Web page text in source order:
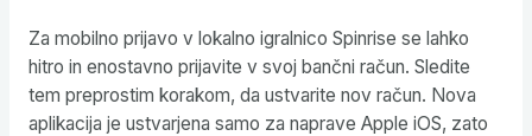
Za mobilno prijavo v lokalno igralnico Spinrise se lahko
hitro in enostavno prijavite v svoj bančni račun. Sledite
tem preprostim korakom, da ustvarite nov račun. Nova
aplikacija je ustvarjena samo za naprave Apple iOS, zato